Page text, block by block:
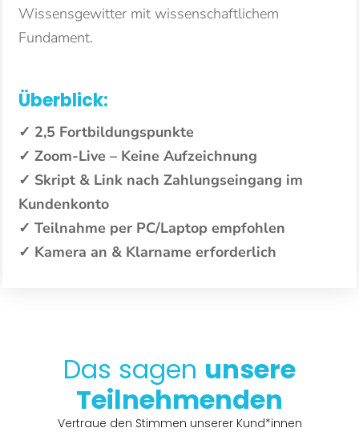
Wissensgewitter mit wissenschaftlichem
Fundament.
Überblick:
✓ 2,5 Fortbildungspunkte
✓ Zoom-Live – Keine Aufzeichnung
✓ Skript & Link nach Zahlungseingang im
Kundenkonto
✓ Teilnahme per PC/Laptop empfohlen
✓ Kamera an & Klarname erforderlich
Das sagen unsere
Teilnehmenden
Vertraue den Stimmen unserer Kund*innen